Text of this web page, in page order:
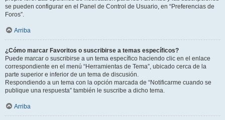
se pueden configurar en el Panel de Control de Usuario, en “Preferencias de
Foros”.
Arriba
¿Cómo marcar Favoritos o suscribirse a temas específicos?
Puede marcar o suscribirse a un tema específico haciendo clic en el enlace
correspondiente en el menú “Herramientas de Tema”, ubicado cerca de la
parte superior e inferior de un tema de discusión.
Respondiendo a un tema con la opción marcada de “Notificarme cuando se
publique una respuesta” también le suscribe a dicho tema.
Arriba